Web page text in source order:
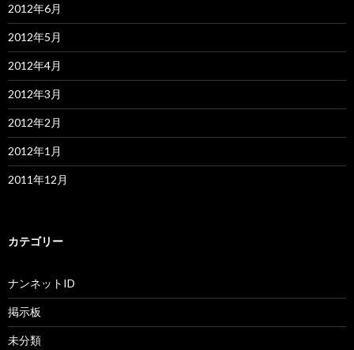
2012年6月
2012年5月
2012年4月
2012年3月
2012年2月
2012年1月
2011年12月
カテゴリー
ナンネットID
掲示板
未分類